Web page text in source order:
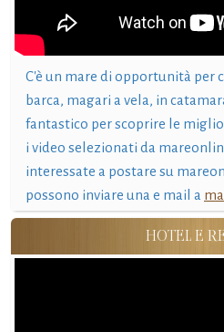
C'è un mare di opportunità per
barca, magari a vela, in
fantastico per scoprire le
i video selezionati da
interessate a postare su
possono inviare una e mail a
HOTEL E